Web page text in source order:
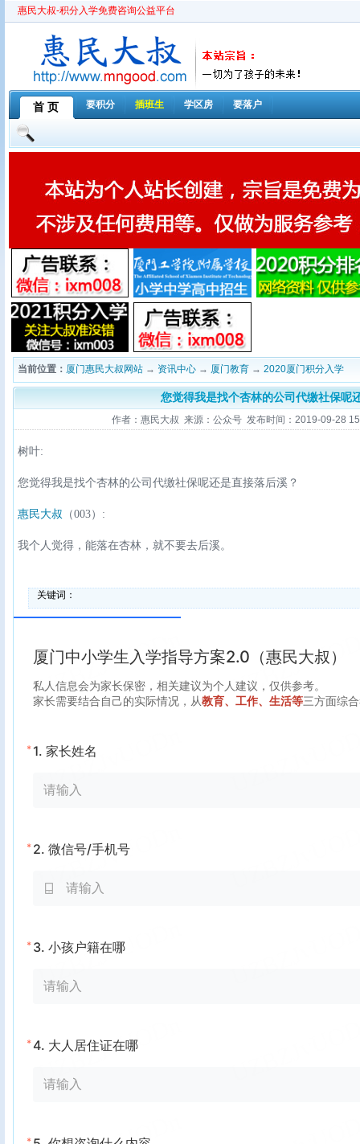
惠民大叔-积分入学免费咨询公益平台
首 页 要积分 插班生 学区房 要落户
当前位置： 厦门惠民大叔网站 → 资讯中心 → 厦门教育 → 2020厦门积分入学
您觉得我是找个杏林的公司代缴社保呢
作者：惠民大叔 来源：公众号 发布时间：2019-09-28
树叶:
您觉得我是找个杏林的公司代缴社保呢还是直接落后溪？
惠民大叔 （003）:
我个人觉得，能落在杏林，就不要去后溪。
关键词：